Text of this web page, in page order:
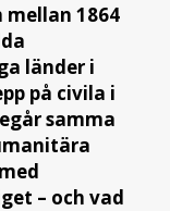
1864
länder i
på civila i
samma
– och vad